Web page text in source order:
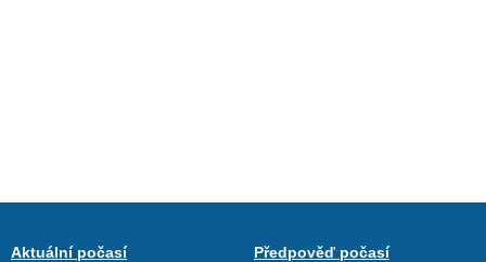
Aktuální počasí
Předpověď počasí